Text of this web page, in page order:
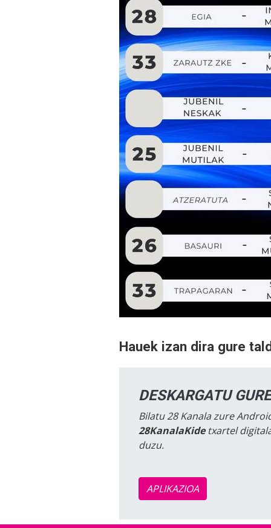
Hauek izan dira gure
DESKARGATU
Bilatu 28 Kanala zure
28KanalaKidetxartel
duzu.
APLIKAZIOA